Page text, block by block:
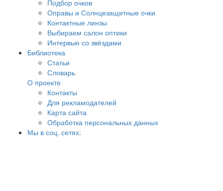
Подбор очков
Оправы и Солнцезащитные очки
Контактные линзы
Выбираем салон оптики
Интервью со звёздами
Библиотека
Статьи
Словарь
О проекте
Контакты
Для рекламодателей
Карта сайта
Обработка персональных данных
Мы в соц. сетях: